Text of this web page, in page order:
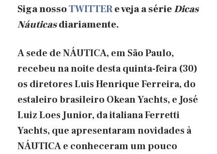
Siga nossoTWITTERe veja a sérieDicas
Náuticasdiariamente.
A sede de NÁUTICA, em São Paulo,
recebeu na noite desta quinta-feira (30)
os diretores Luis Henrique Ferreira, do
estaleiro brasileiro Okean Yachts, e José
Luiz Loes Junior, da italiana Ferretti
Yachts, que apresentaram novidades à
NÁUTICA e conheceram um pouco